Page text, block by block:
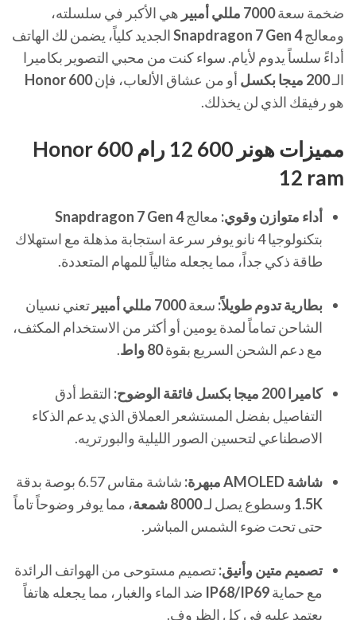
ضخمة سعة7000 مللي أمبير
هي الأكبر في سلسلته،
ومعالجSnapdragon 7 Gen 4الجديد كلياً، يضمن لك الهاتف
أداءً سلساً يدوم لأيام. سواء كنت من محبي التصوير بكاميرا
الـ200 ميجا بكسل أو من عشاق الألعاب، فإنHonor 600
هو رفيقك الذي لن يخذلك.
مميزات هونر 600 12 رام Honor 600
12 ram
أداء متوازن وقوي: معالجSnapdragon 7 Gen 4
بتكنولوجيا 4 نانو يوفر سرعة استجابة مذهلة مع استهلاك
طاقة ذكي جداً، مما يجعله مثالياً للمهام المتعددة.
بطارية تدوم طويلاً: سعة7000 مللي أمبير
تعني نسيان
الشاحن تماماً لمدة يومين أو أكثر من الاستخدام المكثف،
مع دعم الشحن السريع بقوة80 واط .
كاميرا 200 ميجا بكسل فائقة الوضوح:
التقط أدق
التفاصيل بفضل المستشعر العملاق الذي يدعم الذكاء
الاصطناعي لتحسين الصور الليلية والبورتريه.
شاشة AMOLED مبهرة:
شاشة مقاس 6.57 بوصة بدقة
1.5K وسطوع يصل لـ8000 شمعة
، مما يوفر وضوحاً تاماً
حتى تحت ضوء الشمس المباشر.
تصميم متين وأنيق:تصميم مستوحى من الهواتف الرائدة
مع حمايةIP68/IP69 ضد الماء والغبار، مما يجعله هاتفاً
يعتمد عليه في كل الظروف.